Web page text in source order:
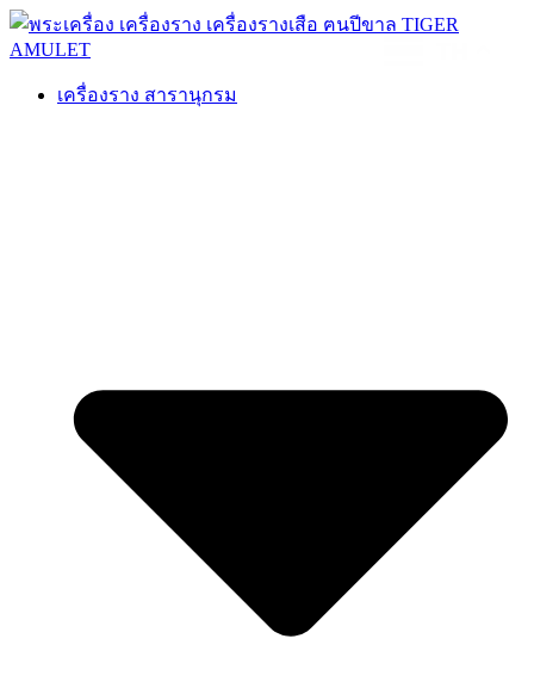
เครื่องราง สารานุกรม